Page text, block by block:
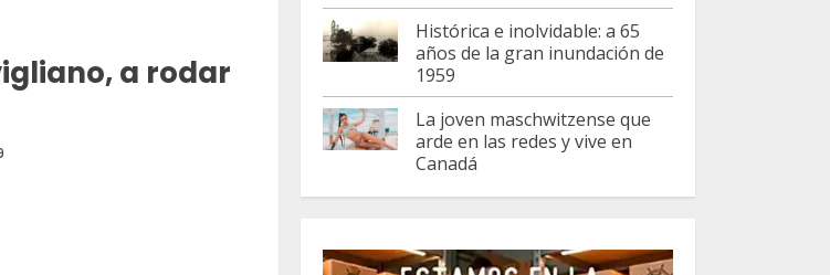
a rodar
Histórica e inolvidable: a 65
años de la gran inundación de
1959
La joven maschwitzense que
arde en las redes y vive en
Canadá